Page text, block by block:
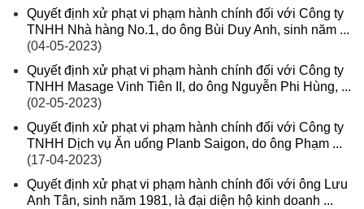
Quyết định xử phạt vi phạm hành chính đối với Công ty
TNHH Nhà hàng No.1, do ông Bùi Duy Anh, sinh năm ...
(04-05-2023)
Quyết định xử phạt vi phạm hành chính đối với Công ty
TNHH Masage Vinh Tiên II, do ông Nguyễn Phi Hùng, ...
(02-05-2023)
Quyết định xử phạt vi phạm hành chính đối với Công ty
TNHH Dịch vụ Ăn uống Planb Saigon, do ông Phạm ...
(17-04-2023)
Quyết định xử phạt vi phạm hành chính đối với ông Lưu
Anh Tân, sinh năm 1981, là đại diện hộ kinh doanh ...